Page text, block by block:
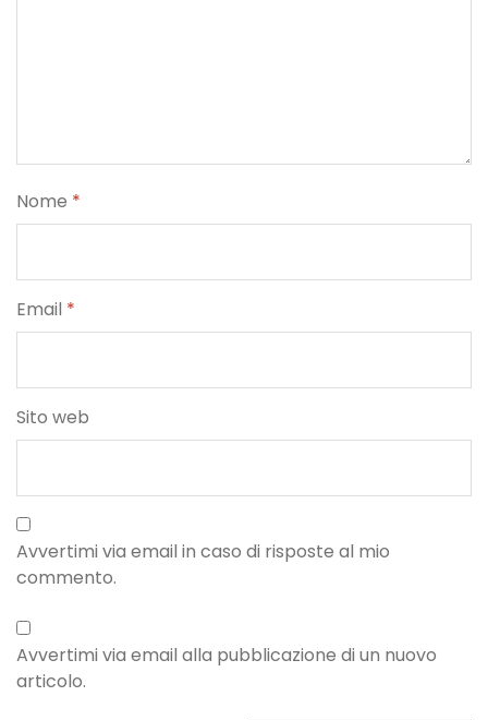
Nome *
Email *
Sito web
Avvertimi via email in caso di risposte al mio
commento.
Avvertimi via email alla pubblicazione di un nuovo
articolo.